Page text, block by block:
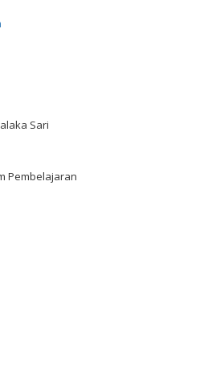
Sari
Pembelajaran